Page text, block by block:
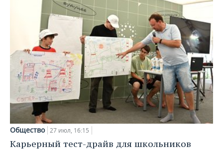
Общество 27 июл, 16:15
Карьерный тест-драйв для школьников